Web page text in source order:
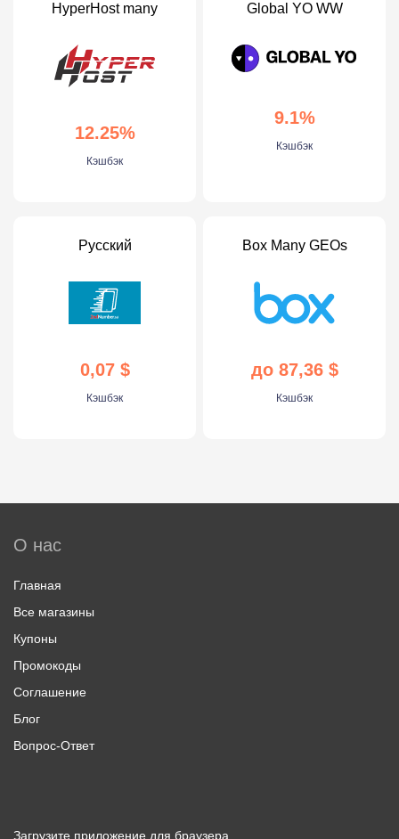
HyperHost many
12.25%
Кэшбэк
Global YO WW
9.1%
Кэшбэк
Русский
0,07 $
Кэшбэк
Box Many GEOs
до 87,36 $
Кэшбэк
О нас
Главная
Все магазины
Купоны
Промокоды
Соглашение
Блог
Вопрос-Ответ
Загрузите приложение для браузера